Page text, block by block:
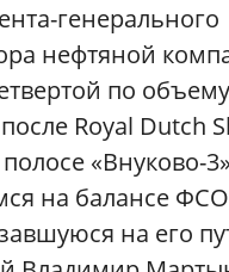
генерального
нефтяной
по
Royal Dutch
«Внуково-
на балансе
на его